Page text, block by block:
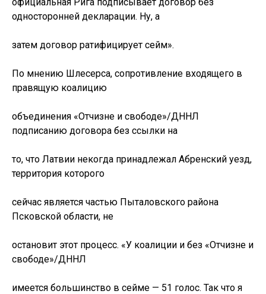
односторонней декларации. Ну, а
затем договор ратифицирует сейм».
По мнению Шлесерса, сопротивление входящего в
правящую коалицию
объединения «Отчизне и свободе»/ДННЛ
подписанию договора без ссылки на
то, что Латвии некогда принадлежал Абренский уезд,
территория которого
сейчас является частью Пыталовского района
Псковской области, не
остановит этот процесс. «У коалиции и без «Отчизне и
свободе»/ДННЛ
имеется большинство в сейме — 51 голос. Так что я